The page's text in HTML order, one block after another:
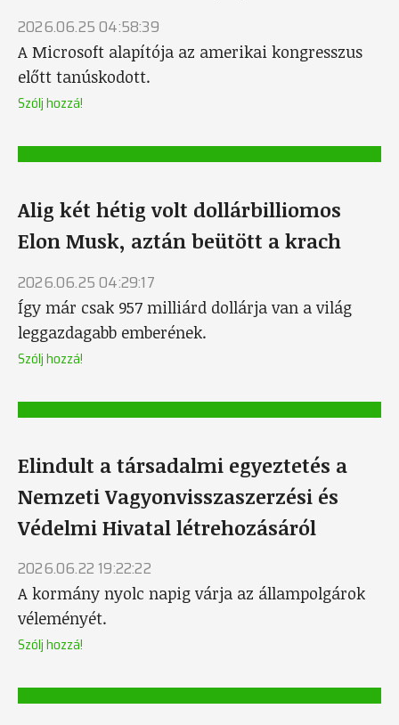
2026.06.25 04:58:39
A Microsoft alapítója az amerikai kongresszus
előtt tanúskodott.
Szólj hozzá!
Alig két hétig volt dollárbilliomos
Elon Musk, aztán beütött a krach
2026.06.25 04:29:17
Így már csak 957 milliárd dollárja van a világ
leggazdagabb emberének.
Szólj hozzá!
Elindult a társadalmi egyeztetés a
Nemzeti Vagyonvisszaszerzési és
Védelmi Hivatal létrehozásáról
2026.06.22 19:22:22
A kormány nyolc napig várja az állampolgárok
véleményét.
Szólj hozzá!